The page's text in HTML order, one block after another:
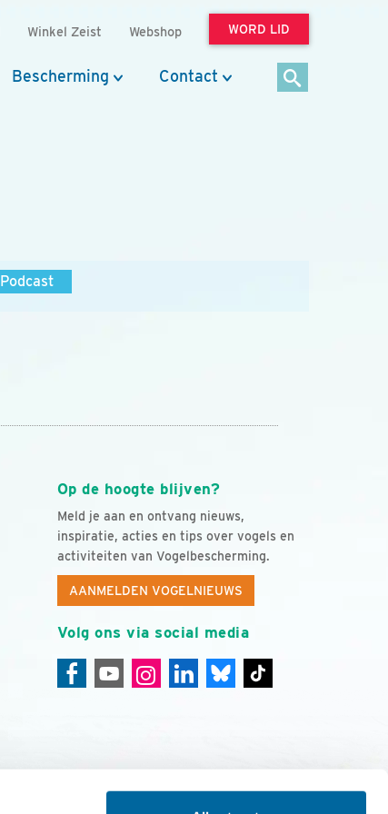
Winkel Zeist Webshop WORD LID
Bescherming Contact
Podcast
Op de hoogte blijven?
Meld je aan en ontvang nieuws,
inspiratie, acties en tips over vogels en
activiteiten van Vogelbescherming.
AANMELDEN VOGELNIEUWS
Volg ons via social media